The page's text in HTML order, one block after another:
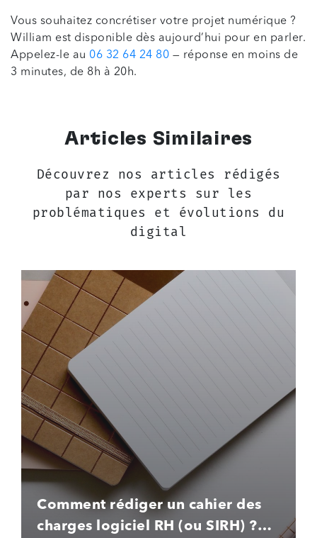
Vous souhaitez concrétiser votre projet numérique ?
William est disponible dès aujourd’hui pour en parler.
Appelez-le au 06 32 64 24 80 — réponse en moins de
3 minutes, de 8h à 20h.
Articles Similaires
Découvrez nos articles rédigés
par nos experts sur les
problématiques et évolutions du
digital
Comment rédiger un cahier des
charges logiciel RH (ou SIRH) ?